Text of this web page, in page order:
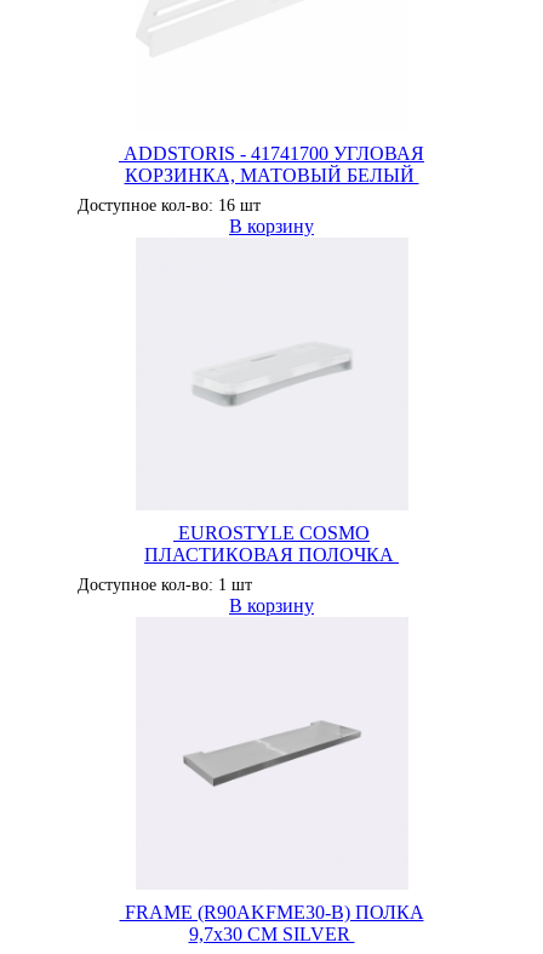
ADDSTORIS - 41741700 УГЛОВАЯ
КОРЗИНКА, МАТОВЫЙ БЕЛЫЙ
Доступное кол-во: 16 шт
В корзину
EUROSTYLE COSMO
ПЛАСТИКОВАЯ ПОЛОЧКА
Доступное кол-во: 1 шт
В корзину
FRAME (R90AKFME30-B) ПОЛКА
9,7x30 CM SILVER